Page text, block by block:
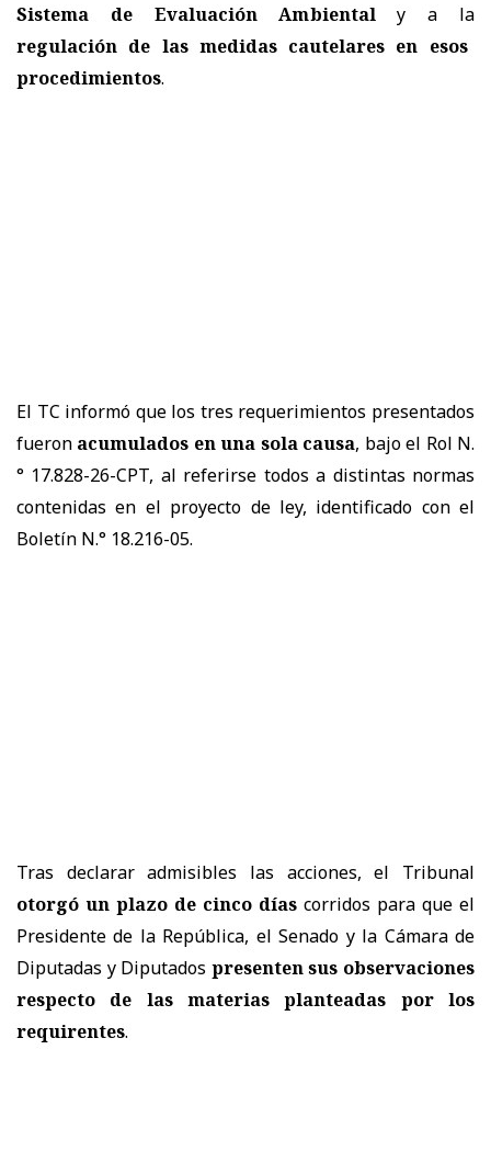
Sistema de Evaluación Ambientaly a la
regulación de las medidas cautelares en esos
procedimientos.
El TC informó que los tres requerimientos presentados
fueron acumulados en una sola causa, bajo el Rol N.
° 17.828-26-CPT, al referirse todos a distintas normas
contenidas en el proyecto de ley, identificado con el
Boletín N.° 18.216-05.
Tras declarar admisibles las acciones, el Tribunal
otorgó un plazo de cinco días corridos para que el
Presidente de la República, el Senado y la Cámara de
Diputadas y Diputados presenten sus observaciones
respecto de las materias planteadas por los
requirentes.